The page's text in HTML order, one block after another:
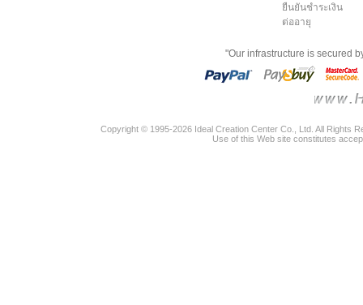
ยืนยันชำระเงิน
ต่ออายุ
"Our infrastructure is secured
Copyright © 1995-2026 Ideal Creation Center Co., Ltd. All Rights
Use of this Web site constitutes